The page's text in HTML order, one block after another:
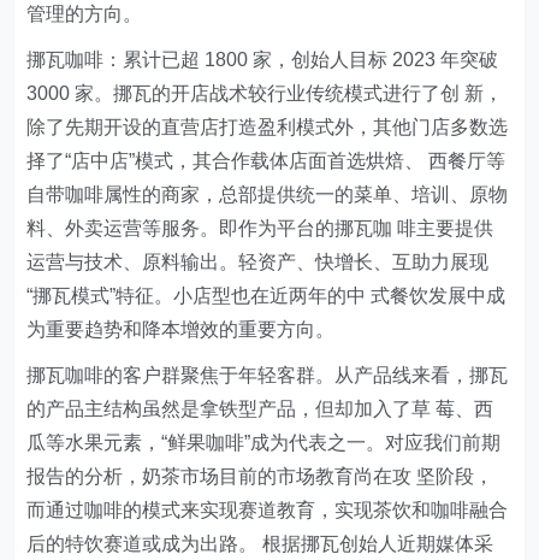
管理的方向。
挪瓦咖啡：累计已超 1800 家，创始人目标 2023 年突破
3000 家。挪瓦的开店战术较行业传统模式进行了创 新，
除了先期开设的直营店打造盈利模式外，其他门店多数选
择了“店中店”模式，其合作载体店面首选烘焙、 西餐厅等
自带咖啡属性的商家，总部提供统一的菜单、培训、原物
料、外卖运营等服务。即作为平台的挪瓦咖 啡主要提供
运营与技术、原料输出。轻资产、快增长、互助力展现
“挪瓦模式”特征。小店型也在近两年的中 式餐饮发展中成
为重要趋势和降本增效的重要方向。
挪瓦咖啡的客户群聚焦于年轻客群。从产品线来看，挪瓦
的产品主结构虽然是拿铁型产品，但却加入了草 莓、西
瓜等水果元素，“鲜果咖啡”成为代表之一。对应我们前期
报告的分析，奶茶市场目前的市场教育尚在攻 坚阶段，
而通过咖啡的模式来实现赛道教育，实现茶饮和咖啡融合
后的特饮赛道或成为出路。 根据挪瓦创始人近期媒体采